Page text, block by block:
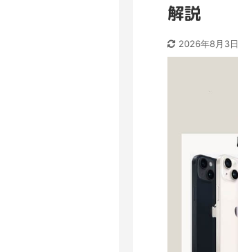
解説
2026年8月3日